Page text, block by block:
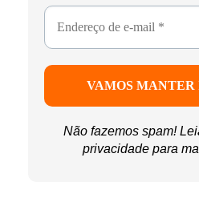
Não fazemos spam!
privacidade para